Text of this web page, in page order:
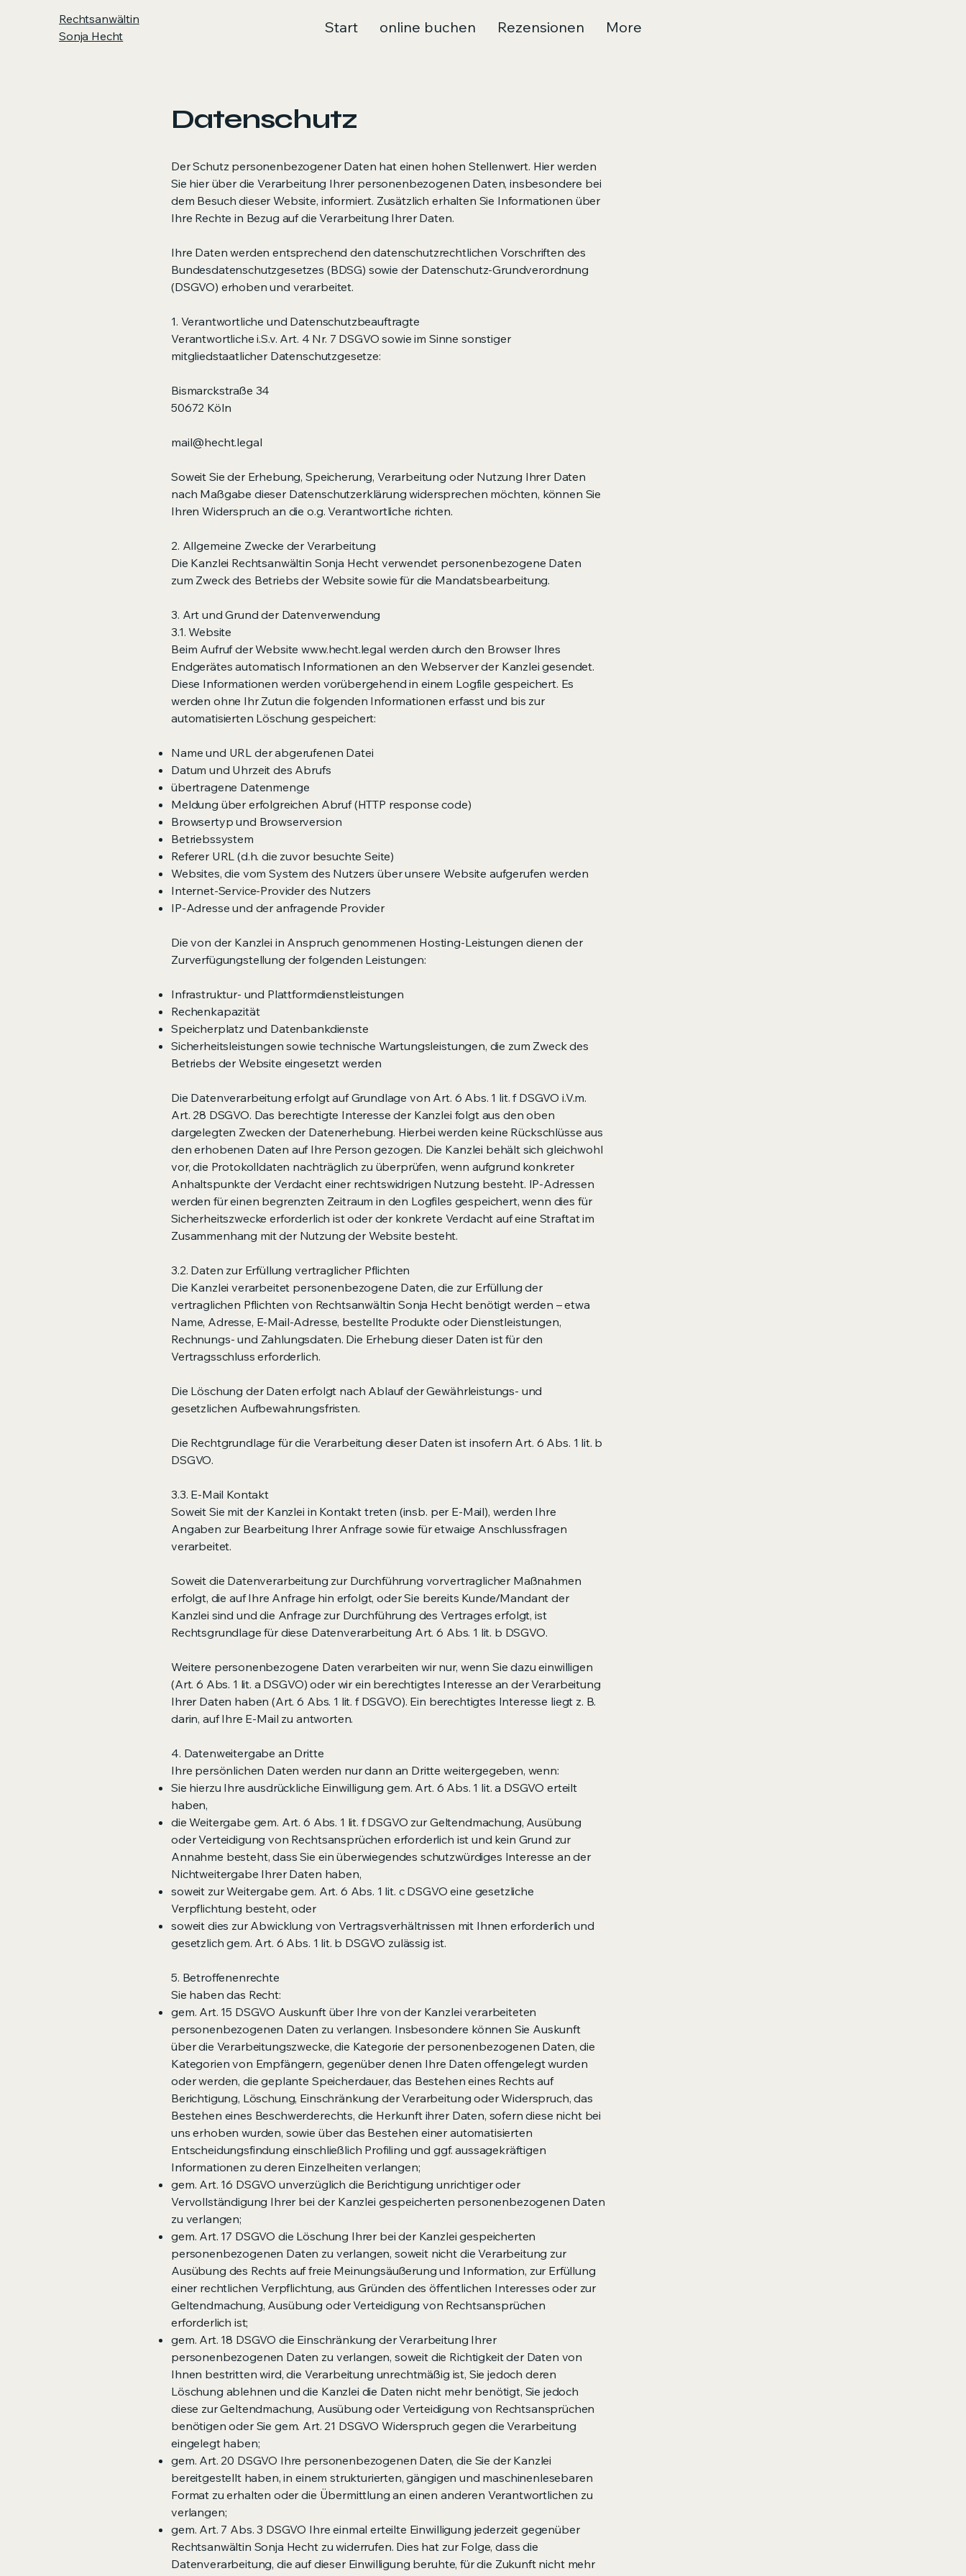
Rechtsanwältin
Sonja Hecht
Start online buchen Rezensionen More
Datenschutz
Der Schutz personenbezogener Daten hat einen hohen Stellenwert. Hier werden
Sie hier über die Verarbeitung Ihrer personenbezogenen Daten, insbesondere bei
dem Besuch dieser Website, informiert. Zusätzlich erhalten Sie Informationen über
Ihre Rechte in Bezug auf die Verarbeitung Ihrer Daten.
Ihre Daten werden entsprechend den datenschutzrechtlichen Vorschriften des
Bundesdatenschutzgesetzes (BDSG) sowie der Datenschutz-Grundverordnung
(DSGVO) erhoben und verarbeitet.
1. Verantwortliche und Datenschutzbeauftragte
Verantwortliche i.S.v. Art. 4 Nr. 7 DSGVO sowie im Sinne sonstiger
mitgliedstaatlicher Datenschutzgesetze:
Bismarckstraße 34
50672 Köln
mail@hecht.legal
Soweit Sie der Erhebung, Speicherung, Verarbeitung oder Nutzung Ihrer Daten
nach Maßgabe dieser Datenschutzerklärung widersprechen möchten, können Sie
Ihren Widerspruch an die o.g. Verantwortliche richten.
2. Allgemeine Zwecke der Verarbeitung
Die Kanzlei Rechtsanwältin Sonja Hecht verwendet personenbezogene Daten
zum Zweck des Betriebs der Website sowie für die Mandatsbearbeitung.
3. Art und Grund der Datenverwendung
3.1. Website
Beim Aufruf der Websitewww.hecht.legal werden durch den Browser Ihres
Endgerätes automatisch Informationen an den Webserver der Kanzlei gesendet.
Diese Informationen werden vorübergehend in einem Logfile gespeichert. Es
werden ohne Ihr Zutun die folgenden Informationen erfasst und bis zur
automatisierten Löschung gespeichert:
Name und URL der abgerufenen Datei
Datum und Uhrzeit des Abrufs
übertragene Datenmenge
Meldung über erfolgreichen Abruf (HTTP response code)
Browsertyp und Browserversion
Betriebssystem
Referer URL (d.h. die zuvor besuchte Seite)
Websites, die vom System des Nutzers über unsere Website aufgerufen werden
Internet-Service-Provider des Nutzers
IP-Adresse und der anfragende Provider
Die von der Kanzlei in Anspruch genommenen Hosting-Leistungen dienen der
Zurverfügungstellung der folgenden Leistungen:
Infrastruktur- und Plattformdienstleistungen
Rechenkapazität
Speicherplatz und Datenbankdienste
Sicherheitsleistungen sowie technische Wartungsleistungen, die zum Zweck des
Betriebs der Website eingesetzt werden
Die Datenverarbeitung erfolgt auf Grundlage von Art. 6 Abs. 1 lit. f DSGVO i.V.m.
Art. 28 DSGVO. Das berechtigte Interesse der Kanzlei folgt aus den oben
dargelegten Zwecken der Datenerhebung. Hierbei werden keine Rückschlüsse aus
den erhobenen Daten auf Ihre Person gezogen. Die Kanzlei behält sich gleichwohl
vor, die Protokolldaten nachträglich zu überprüfen, wenn aufgrund konkreter
Anhaltspunkte der Verdacht einer rechtswidrigen Nutzung besteht. IP-Adressen
werden für einen begrenzten Zeitraum in den Logfiles gespeichert, wenn dies für
Sicherheitszwecke erforderlich ist oder der konkrete Verdacht auf eine Straftat im
Zusammenhang mit der Nutzung der Website besteht.
3.2. Daten zur Erfüllung vertraglicher Pflichten
Die Kanzlei verarbeitet personenbezogene Daten, die zur Erfüllung der
vertraglichen Pflichten von Rechtsanwältin Sonja Hecht benötigt werden – etwa
Name, Adresse, E-Mail-Adresse, bestellte Produkte oder Dienstleistungen,
Rechnungs- und Zahlungsdaten. Die Erhebung dieser Daten ist für den
Vertragsschluss erforderlich.
Die Löschung der Daten erfolgt nach Ablauf der Gewährleistungs- und
gesetzlichen Aufbewahrungsfristen.
Die Rechtgrundlage für die Verarbeitung dieser Daten ist insofern Art. 6 Abs. 1 lit. b
DSGVO.
3.3. E-Mail Kontakt
Soweit Sie mit der Kanzlei in Kontakt treten (insb. per E-Mail), werden Ihre
Angaben zur Bearbeitung Ihrer Anfrage sowie für etwaige Anschlussfragen
verarbeitet.
Soweit die Datenverarbeitung zur Durchführung vorvertraglicher Maßnahmen
erfolgt, die auf Ihre Anfrage hin erfolgt, oder Sie bereits Kunde/Mandant der
Kanzlei sind und die Anfrage zur Durchführung des Vertrages erfolgt, ist
Rechtsgrundlage für diese Datenverarbeitung Art. 6 Abs. 1 lit. b DSGVO.
Weitere personenbezogene Daten verarbeiten wir nur, wenn Sie dazu einwilligen
(Art. 6 Abs. 1 lit. a DSGVO) oder wir ein berechtigtes Interesse an der Verarbeitung
Ihrer Daten haben (Art. 6 Abs. 1 lit. f DSGVO). Ein berechtigtes Interesse liegt z. B.
darin, auf Ihre E-Mail zu antworten.
4. Datenweitergabe an Dritte
Ihre persönlichen Daten werden nur dann an Dritte weitergegeben, wenn:
Sie hierzu Ihre ausdrückliche Einwilligung gem. Art. 6 Abs. 1 lit. a DSGVO erteilt
haben,
die Weitergabe gem. Art. 6 Abs. 1 lit. f DSGVO zur Geltendmachung, Ausübung
oder Verteidigung von Rechtsansprüchen erforderlich ist und kein Grund zur
Annahme besteht, dass Sie ein überwiegendes schutzwürdiges Interesse an der
Nichtweitergabe Ihrer Daten haben,
soweit zur Weitergabe gem. Art. 6 Abs. 1 lit. c DSGVO eine gesetzliche
Verpflichtung besteht, oder
soweit dies zur Abwicklung von Vertragsverhältnissen mit Ihnen erforderlich und
gesetzlich gem. Art. 6 Abs. 1 lit. b DSGVO zulässig ist.
5. Betroffenenrechte
Sie haben das Recht:
gem. Art. 15 DSGVO Auskunft über Ihre von der Kanzlei verarbeiteten
personenbezogenen Daten zu verlangen. Insbesondere können Sie Auskunft
über die Verarbeitungszwecke, die Kategorie der personenbezogenen Daten, die
Kategorien von Empfängern, gegenüber denen Ihre Daten offengelegt wurden
oder werden, die geplante Speicherdauer, das Bestehen eines Rechts auf
Berichtigung, Löschung, Einschränkung der Verarbeitung oder Widerspruch, das
Bestehen eines Beschwerderechts, die Herkunft ihrer Daten, sofern diese nicht bei
uns erhoben wurden, sowie über das Bestehen einer automatisierten
Entscheidungsfindung einschließlich Profiling und ggf. aussagekräftigen
Informationen zu deren Einzelheiten verlangen;
gem. Art. 16 DSGVO unverzüglich die Berichtigung unrichtiger oder
Vervollständigung Ihrer bei der Kanzlei gespeicherten personenbezogenen Daten
zu verlangen;
gem. Art. 17 DSGVO die Löschung Ihrer bei der Kanzlei gespeicherten
personenbezogenen Daten zu verlangen, soweit nicht die Verarbeitung zur
Ausübung des Rechts auf freie Meinungsäußerung und Information, zur Erfüllung
einer rechtlichen Verpflichtung, aus Gründen des öffentlichen Interesses oder zur
Geltendmachung, Ausübung oder Verteidigung von Rechtsansprüchen
erforderlich ist;
gem. Art. 18 DSGVO die Einschränkung der Verarbeitung Ihrer
personenbezogenen Daten zu verlangen, soweit die Richtigkeit der Daten von
Ihnen bestritten wird, die Verarbeitung unrechtmäßig ist, Sie jedoch deren
Löschung ablehnen und die Kanzlei die Daten nicht mehr benötigt, Sie jedoch
diese zur Geltendmachung, Ausübung oder Verteidigung von Rechtsansprüchen
benötigen oder Sie gem. Art. 21 DSGVO Widerspruch gegen die Verarbeitung
eingelegt haben;
gem. Art. 20 DSGVO Ihre personenbezogenen Daten, die Sie der Kanzlei
bereitgestellt haben, in einem strukturierten, gängigen und maschinenlesebaren
Format zu erhalten oder die Übermittlung an einen anderen Verantwortlichen zu
verlangen;
gem. Art. 7 Abs. 3 DSGVO Ihre einmal erteilte Einwilligung jederzeit gegenüber
Rechtsanwältin Sonja Hecht zu widerrufen. Dies hat zur Folge, dass die
Datenverarbeitung, die auf dieser Einwilligung beruhte, für die Zukunft nicht mehr